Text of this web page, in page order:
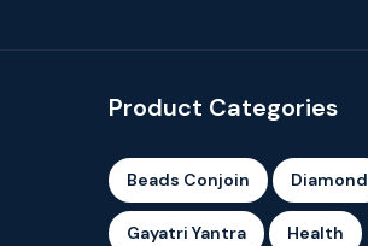
Product Categories
Beads Conjoin Diamond
Gayatri Yantra Health